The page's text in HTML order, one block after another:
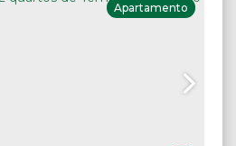
Apartamento